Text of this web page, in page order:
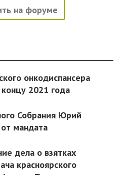
на форуме
онкодиспансера
2021 года
Собрания Юрий
мандата
дела о взятках
красноярского